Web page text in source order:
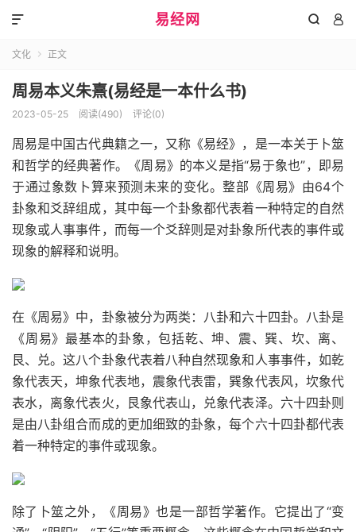
易经网  

文化  正文
周易本义朱熹(易经是一本什么书)
2023-05-25 阅读(490) 评论(0)
周易是中国古代典籍之一，又称《易经》，是一本关于卜筮
和哲学的经典著作。《周易》的本义是指“易于象也”，即易
于通过象数卜算来预测未来的变化。整部《周易》由64个
卦象和爻辞组成，其中每一个卦象都代表着一种特定的自然
现象或人事事件，而每一个爻辞则是对卦象所代表的事件或
现象的解释和说明。
在《周易》中，卦象被分为两类：八卦和六十四卦。八卦是
《周易》最基本的卦象，包括乾、坤、震、巽、坎、离、
艮、兑。这八个卦象代表着八种自然现象和人事事件，如乾
象代表天，坤象代表地，震象代表雷，巽象代表风，坎象代
表水，离象代表火，艮象代表山，兑象代表泽。六十四卦则
是由八卦组合而成的更加细致的卦象，每个六十四卦都代表
着一种特定的事件或现象。
除了卜筮之外，《周易》也是一部哲学著作。它提出了“变